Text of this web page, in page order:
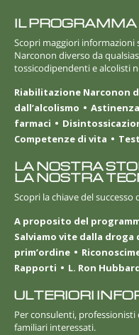
IL
Scopri maggiori informazioni
Narconon diverso da
tossicodipendenti e alcolisti
Riabilitazione Narconon
dall’alcolismo
farmaci
Competenze di vita
LA NOSTRA
LA NOSTRA
Scopri la chiave del
A proposito del
Salviamo vite dalla droga
prim’ordine
Rapporti
L. Ron
ULTERIORI
Per consulenti,
familiari interessati.